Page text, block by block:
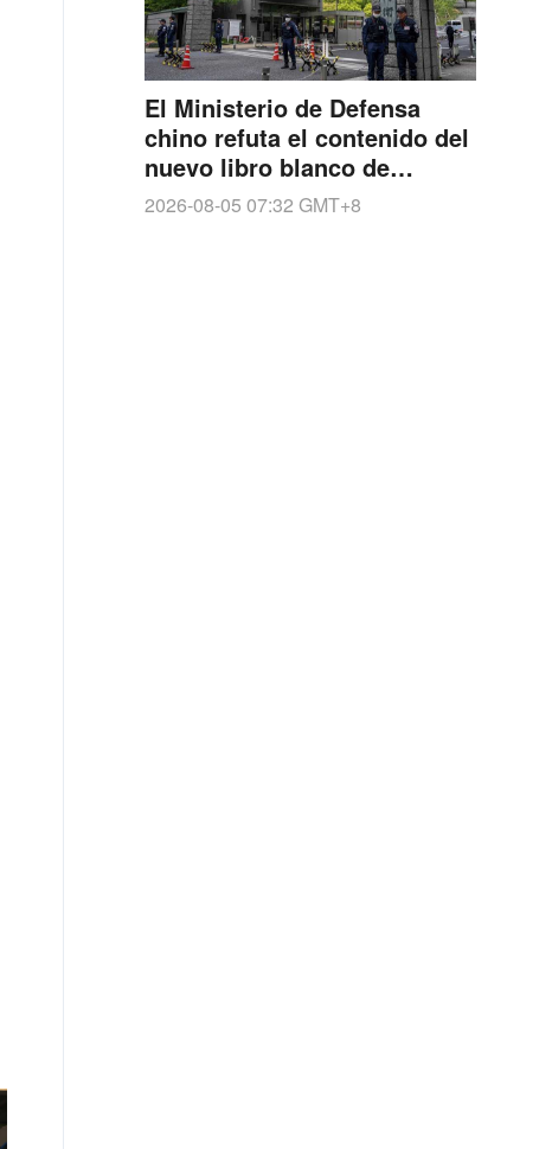
El Ministerio de Defensa
chino refuta el contenido del
nuevo libro blanco de
defensa japonés
2026-08-05 07:32 GMT+8